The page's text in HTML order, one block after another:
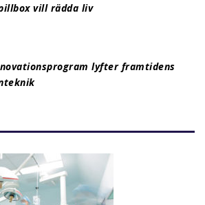
vill rädda liv
lyfter framtidens